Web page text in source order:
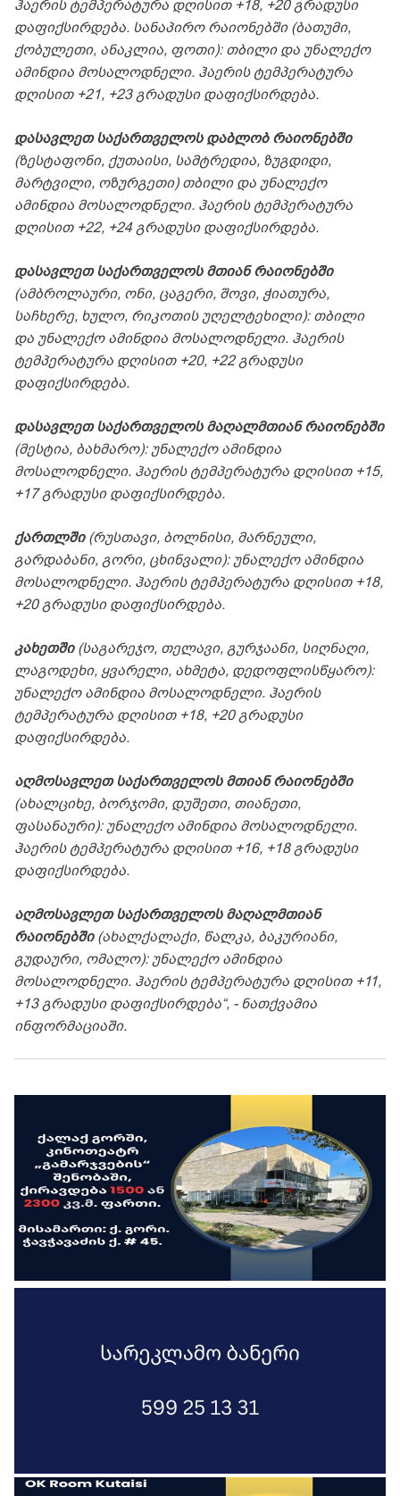
ჰაერის ტემპერატურა დღისით +18, +20 გრადუსი
დაფიქსირდება. სანაპირო რაიონებში (ბათუმი,
ქობულეთი, ანაკლია, ფოთი): თბილი და უნალექო
ამინდია მოსალოდნელი. ჰაერის ტემპერატურა
დღისით +21, +23 გრადუსი დაფიქსირდება.
დასავლეთ საქართველოს დაბლობ რაიონებში
(ზესტაფონი, ქუთაისი, სამტრედია, ზუგდიდი,
მარტვილი, ოზურგეთი) თბილი და უნალექო
ამინდია მოსალოდნელი. ჰაერის ტემპერატურა
დღისით +22, +24 გრადუსი დაფიქსირდება.
დასავლეთ საქართველოს მთიან რაიონებში
(ამბროლაური, ონი, ცაგერი, შოვი, ჭიათურა,
საჩხერე, ხულო, რიკოთის უღელტეხილი): თბილი
და უნალექო ამინდია მოსალოდნელი. ჰაერის
ტემპერატურა დღისით +20, +22 გრადუსი
დაფიქსირდება.
დასავლეთ საქართველოს მაღალმთიან რაიონებში
(მესტია, ბახმარო): უნალექო ამინდია
მოსალოდნელი. ჰაერის ტემპერატურა დღისით +15,
+17 გრადუსი დაფიქსირდება.
ქართლში(რუსთავი, ბოლნისი, მარნეული,
გარდაბანი, გორი, ცხინვალი): უნალექო ამინდია
მოსალოდნელი. ჰაერის ტემპერატურა დღისით +18,
+20 გრადუსი დაფიქსირდება.
კახეთში(საგარეჯო, თელავი, გურჯაანი, სიღნაღი,
ლაგოდეხი, ყვარელი, ახმეტა, დედოფლისწყარო):
უნალექო ამინდია მოსალოდნელი. ჰაერის
ტემპერატურა დღისით +18, +20 გრადუსი
დაფიქსირდება.
აღმოსავლეთ საქართველოს მთიან რაიონებში
(ახალციხე, ბორჯომი, დუშეთი, თიანეთი,
ფასანაური): უნალექო ამინდია მოსალოდნელი.
ჰაერის ტემპერატურა დღისით +16, +18 გრადუსი
დაფიქსირდება.
აღმოსავლეთ საქართველოს მაღალმთიან
რაიონებში(ახალქალაქი, წალკა, ბაკურიანი,
გუდაური, ომალო): უნალექო ამინდია
მოსალოდნელი. ჰაერის ტემპერატურა დღისით +11,
+13 გრადუსი დაფიქსირდება“, - ნათქვამია
ინფორმაციაში.